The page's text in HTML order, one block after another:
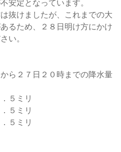
安定となっています。
抜けましたが、これまでの大
るため、２８日明け方にかけ
い。
ら２７日２０時までの降水量
５ミリ
ミリ
ミリ